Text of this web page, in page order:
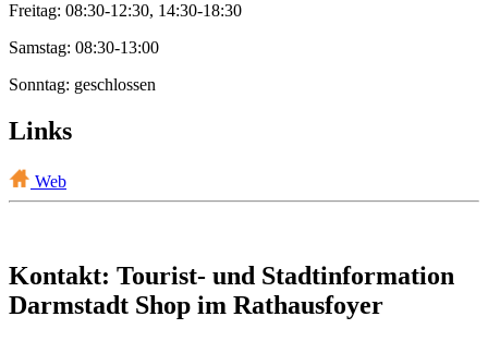
Freitag: 08:30-12:30, 14:30-18:30
Samstag: 08:30-13:00
Sonntag: geschlossen
Links
Web
Kontakt: Tourist- und Stadtinformation
Darmstadt Shop im Rathausfoyer